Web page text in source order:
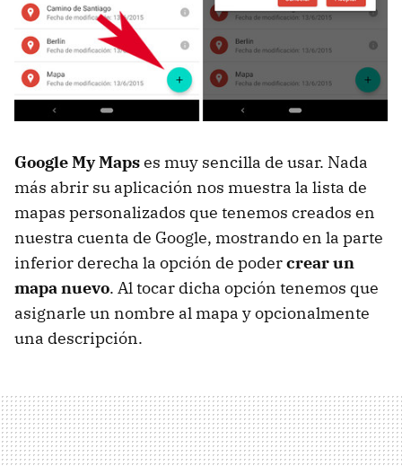
Google My Mapses muy sencilla de usar. Nada
más abrir su aplicación nos muestra la lista de
mapas personalizados que tenemos creados en
nuestra cuenta de Google, mostrando en la parte
inferior derecha la opción de podercrear un
mapa nuevo. Al tocar dicha opción tenemos que
asignarle un nombre al mapa y opcionalmente
una descripción.